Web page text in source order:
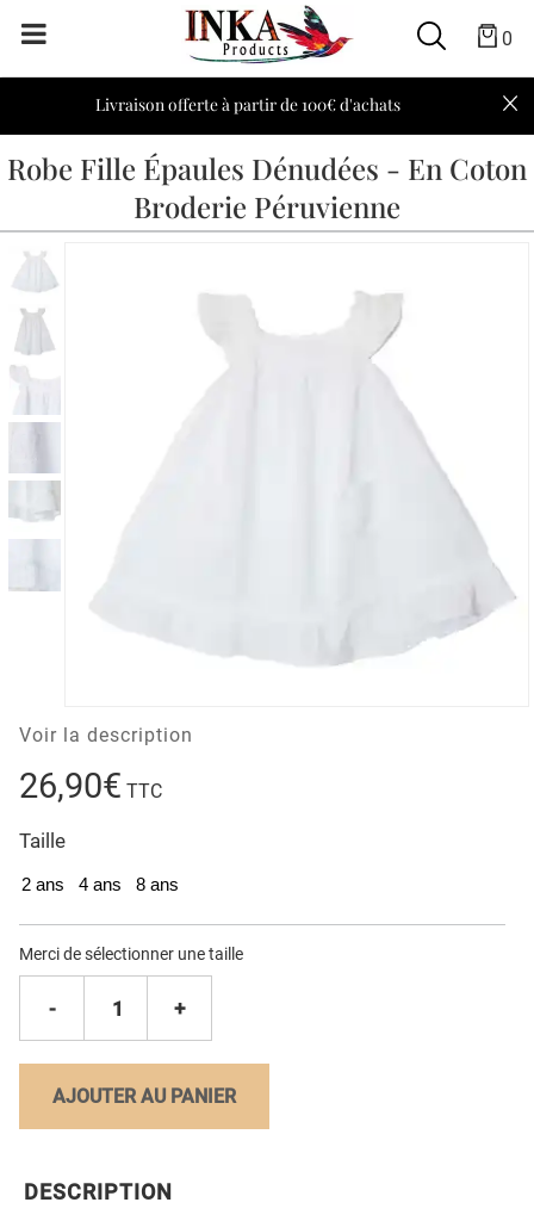
0
Livraison offerte à partir de 100€ d'achats
Robe Fille Épaules Dénudées - En Coton
Broderie Péruvienne
Voir la description
26,90€ TTC
Taille
2 ans 4 ans 8 ans
Merci de sélectionner une taille
- 1 +
AJOUTER AU PANIER
DESCRIPTION